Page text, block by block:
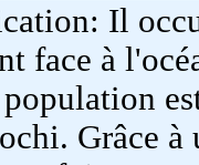
Il
face à
population
Grâce